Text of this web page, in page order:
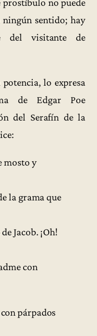
prostíbulo no puede
sentido; hay
del visitante de
lo expresa
de Edgar Poe
del Serafín de la
mosto y
la grama que
Jacob. ¡Oh!
con
párpados